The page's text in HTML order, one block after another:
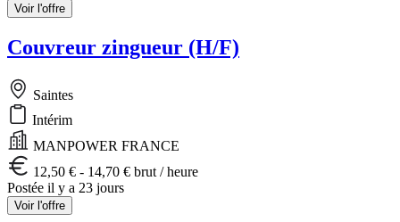
Voir l'offre
Couvreur zingueur (H/F)
Saintes
Intérim
MANPOWER FRANCE
12,50 € - 14,70 € brut / heure
Postée il y a 23 jours
Voir l'offre